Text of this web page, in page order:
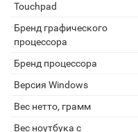
Touchpad
Бренд графического
процессора
Бренд процессора
Версия Windows
Вес нетто, грамм
Вес ноутбука с